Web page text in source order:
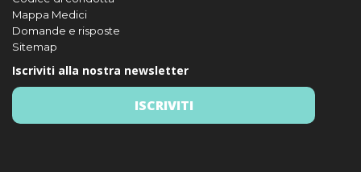
Mappa Medici
Domande e risposte
Sitemap
Iscriviti alla nostra newsletter
ISCRIVITI